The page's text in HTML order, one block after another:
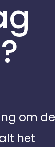
?
om de
het